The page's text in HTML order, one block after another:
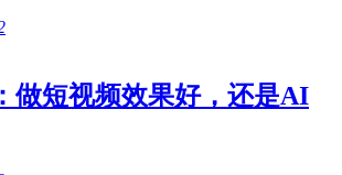
做短视频效果好，还是AI